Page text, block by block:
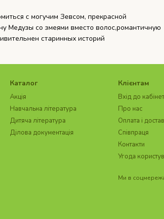
с могучим Зевсом, прекрасной
Медузы со змеями вместо волос,романтичную
старинных историй
Каталог
Акція
Навчальна література
Дитяча література
Ділова документація
Клієнтам
Вхід до
Про нас
Оплата і
Співпраця
Контакти
Угода
Ми в